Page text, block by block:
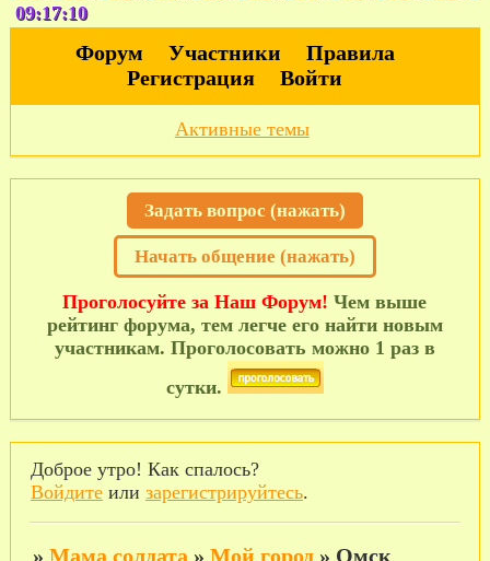
09:17:10
Форум Участники
Правила
Регистрация
Войти
Активные темы
Задать вопрос (нажать)
Начать общение (нажать)
Проголосуйте за Наш Форум! Чем выше
рейтинг форума, тем легче его найти новым
участникам. Проголосовать можно 1 раз в
сутки.
Доброе утро! Как спалось?
Войдитеили зарегистрируйтесь.
» Мама солдата » Мой город » Омск